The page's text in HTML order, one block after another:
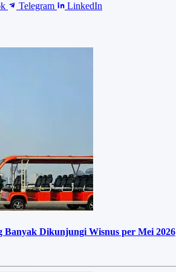
Telegram LinkedIn
Banyak Dikunjungi Wisnus per Mei 2026